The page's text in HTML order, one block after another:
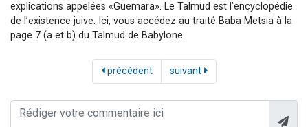
explications appelées «Guemara». Le Talmud est l’encyclopédie
de l’existence juive. Ici, vous accédez au traité Baba Metsia à la
page 7 (a et b) du Talmud de Babylone.
précédent suivant